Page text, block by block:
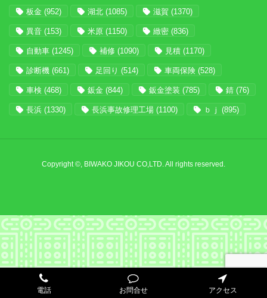
板金 (952) 湖北 (1085) 滋賀 (1370)
異音 (153) 米原 (1150) 緻密 (836)
自動車 (1245) 補修 (1090) 見積 (1170)
診断機 (661) 足回り (514) 車両保険 (528)
車検 (468) 鈑金 (844) 鈑金塗装 (785) 錆 (76)
長浜 (1330) 長浜事故修理工場 (1100) ｂｊ (895)
Copyright ©, BIWAKO JIKOU CO,LTD. All rights reserved.
電話 お問合せ アクセス